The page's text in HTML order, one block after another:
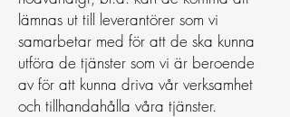
lämnas ut till leverantörer som vi
samarbetar med för att de ska kunna
utföra de tjänster som vi är beroende
av för att kunna driva vår verksamhet
och tillhandahålla våra tjänster.